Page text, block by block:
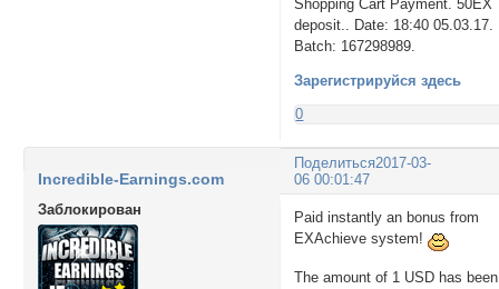
Shopping Cart Payment. 50EX
deposit.. Date: 18:40 05.03.17.
Batch: 167298989.
Зарегистрируйся здесь
0
Поделиться2017-03-
06 00:01:47
Incredible-Earnings.com
Заблокирован
Paid instantly an bonus from
EXAchieve system!
The amount of 1 USD has been